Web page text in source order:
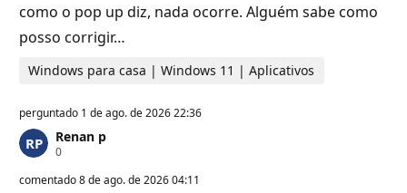
como o pop up diz, nada ocorre. Alguém sabe como
posso corrigir…
Windows para casa | Windows 11 | Aplicativos
perguntado 1 de ago. de 2026 22:36
Renan p
0P
n
comentado8 de ago. de 2026 04:11